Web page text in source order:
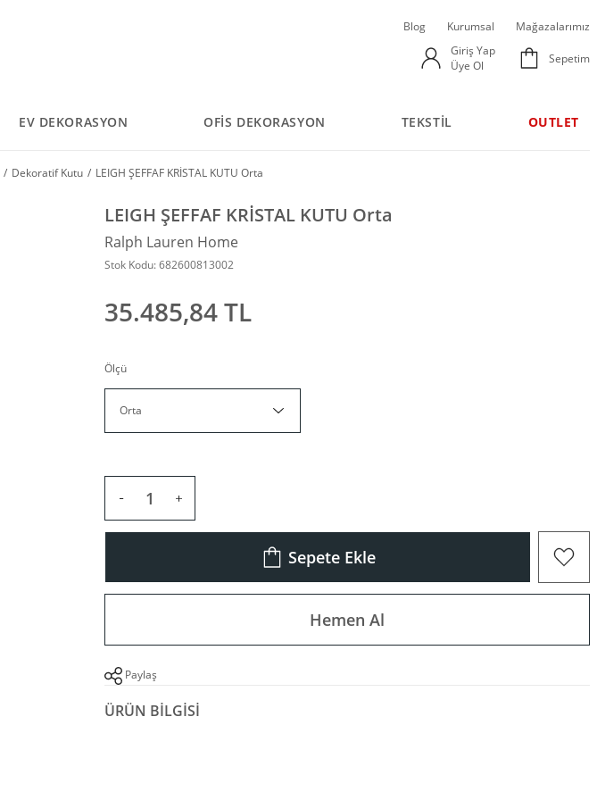
Blog Kurumsal
Mağazalarımız
Giriş Yap
Üye Ol
Sepetim
EV DEKORASYON OFİS DEKORASYON TEKSTİL OUTLET
Dekoratif Kutu LEIGH ŞEFFAF KRİSTAL KUTU Orta
LEIGH ŞEFFAF KRİSTAL KUTU Orta
Ralph Lauren Home
Stok Kodu: 682600813002
35.485,84 TL
Ölçü
Sepete Ekle
Hemen Al
Paylaş
ÜRÜN BILGISI